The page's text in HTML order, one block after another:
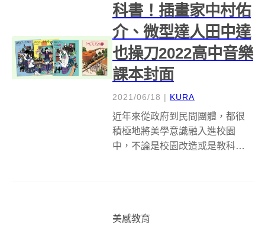
科書！插畫家中村佑
介、微型達人田中達
也操刀2022高中音樂
課本封面
2021/06/18 | KURA
近年來從政府到民間團體，都很
積極地將美學意識融入進校園
中，不論是校園改造或是教科書
設計團隊合作的國中小美感教科
美感教育